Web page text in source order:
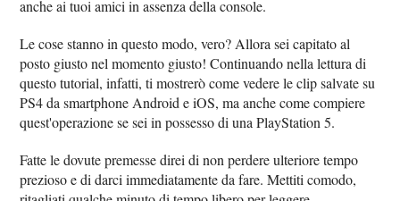
anche ai tuoi amici in assenza della console.
Le cose stanno in questo modo, vero? Allora sei capitato al
posto giusto nel momento giusto! Continuando nella lettura di
questo tutorial, infatti, ti mostrerò come vedere le clip salvate su
PS4 da smartphone Android e iOS, ma anche come compiere
quest'operazione se sei in possesso di una PlayStation 5.
Fatte le dovute premesse direi di non perdere ulteriore tempo
prezioso e di darci immediatamente da fare. Mettiti comodo,